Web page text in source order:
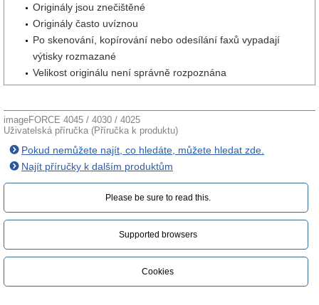
Originály jsou znečištěné
Originály často uvíznou
Po skenování, kopírování nebo odesílání faxů vypadají
výtisky rozmazané
Velikost originálu není správně rozpoznána
imageFORCE 4045 / 4030 / 4025
Uživatelská příručka (Příručka k produktu)
Pokud nemůžete najít, co hledáte, můžete hledat zde.
Najít příručky k dalším produktům
Please be sure to read this.‎
Supported browsers
Cookies